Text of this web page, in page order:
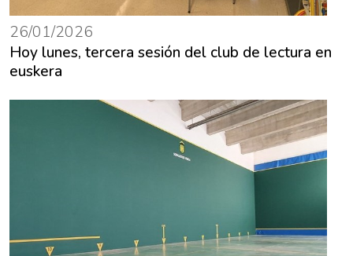
26/01/2026
Hoy lunes, tercera sesión del club de lectura en
euskera